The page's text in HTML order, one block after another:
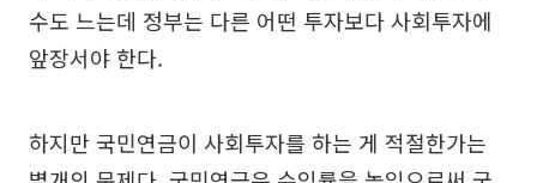
수도 느는데 정부는 다른 어떤 투자보다 사회투자에
앞장서야 한다.
하지만 국민연금이 사회투자를 하는 게 적절한가는